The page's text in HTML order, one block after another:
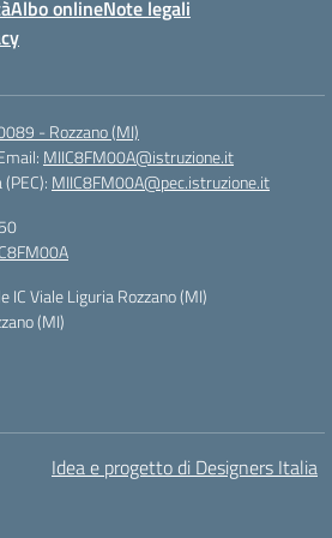
Albo onlineNote legali
- Rozzano (MI)
MIIC8FM00A@istruzione.it
MIIC8FM00A@pec.istruzione.it
Viale Liguria Rozzano (MI)
(MI)
Idea e progetto di Designers Italia